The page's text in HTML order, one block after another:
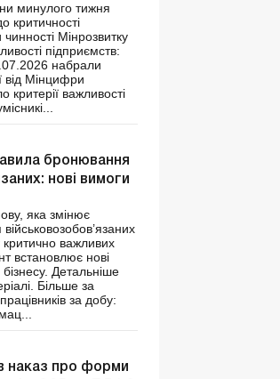
минулого тижня
критичності
Мінрозвитку
підприємств:
набрали
від Мінцифри
критерії важливості
бронювання
нові вимоги
яка змінює
критично важливих
встановлює нові
Детальніше
Більше за
за добу:
наказ про форми